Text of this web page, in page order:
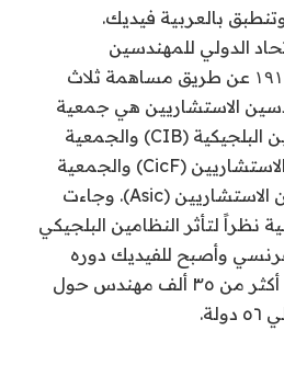
الدولي للمهندسين
الاستشاريين في عام ۱۹۱۳ عن طريق مساهمة ثلاث
الاستشاريين هي جمعية
المهندسين الاستشاريين البلجيكية (CIB) والجمعية
الفرنسية للمهندسين الاستشاريين (CicF) والجمعية
السويسرية للمهندسين الاستشاريين (Asic). وجاءت
نظراً لتأثر النظامين البلجيكي
وأصبح للفيديك دوره
الهام في رعاية مصالح أكثر من ٣٥ ألف مهندس حول